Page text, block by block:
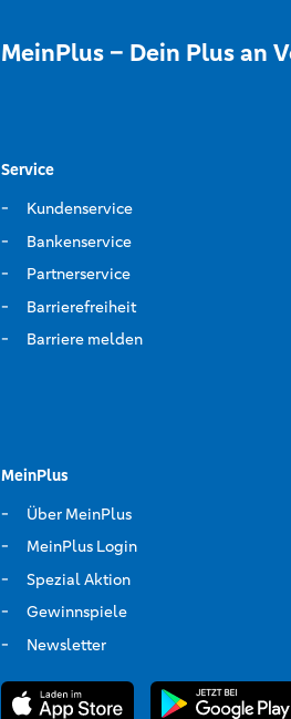
MeinPlus – Dein Plus an
Service
Kundenservice
Bankenservice
Partnerservice
Barrierefreiheit
Barriere melden
MeinPlus
Über MeinPlus
MeinPlus Login
Spezial Aktion
Gewinnspiele
Newsletter